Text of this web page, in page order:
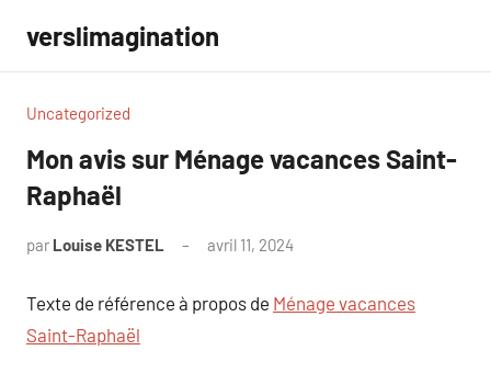
contenu
verslimagination
Uncategorized
Mon avis sur Ménage vacances Saint-
Raphaël
par Louise KESTEL avril 11, 2024
Texte de référence à propos de Ménage vacances
Saint-Raphaël